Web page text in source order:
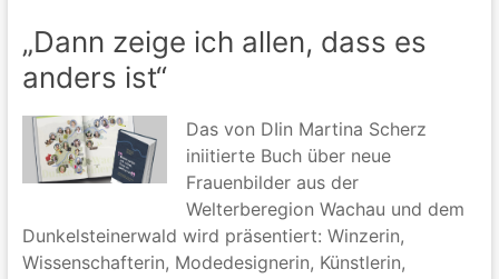
„Dann zeige ich allen, dass es
anders ist“
Das von DIin Martina Scherz
iniitierte Buch über neue
Frauenbilder aus der
Welterberegion Wachau und dem
Dunkelsteinerwald wird präsentiert: Winzerin,
Wissenschafterin, Modedesignerin, Künstlerin,